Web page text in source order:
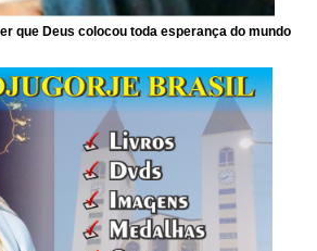
que Deus colocou toda esperança do mundo